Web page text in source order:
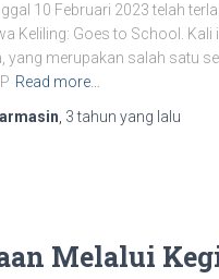
10 Februari 2023 telah
Keliling: Goes to School.
yang merupakan salah satu
Read more…
3 tahun yang lalu
Melalui